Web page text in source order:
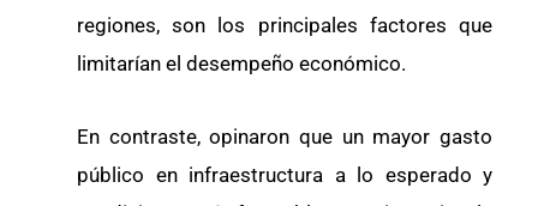
regiones, son los principales factores que
limitarían el desempeño económico.
En contraste, opinaron que un mayor gasto
público en infraestructura a lo esperado y